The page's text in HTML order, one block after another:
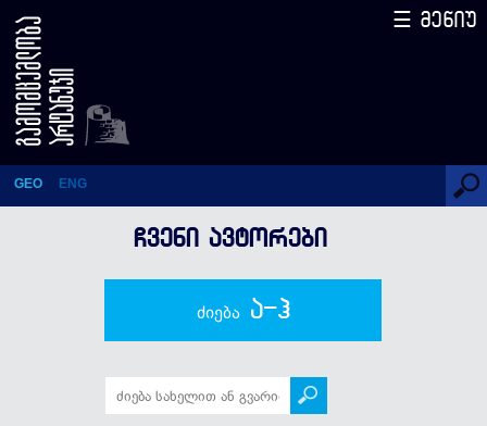
იგორ კეკელია
GEO ENG
☰ მენიუ
ᲩᲕᲔᲜᲘ ᲐᲕᲢᲝᲠᲔᲑᲘ
ძიება ა-ჰ